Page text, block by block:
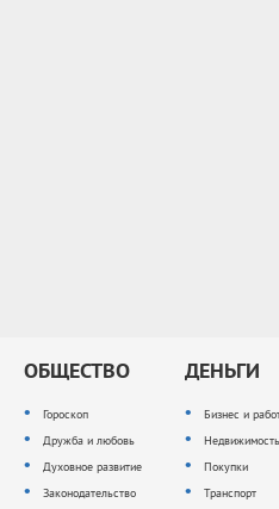
ОБЩЕСТВО
Гороскоп
Дружба и любовь
Духовное развитие
Законодательство
ДЕНЬГИ
Бизнес и
Недвижимость
Покупки
Транспорт